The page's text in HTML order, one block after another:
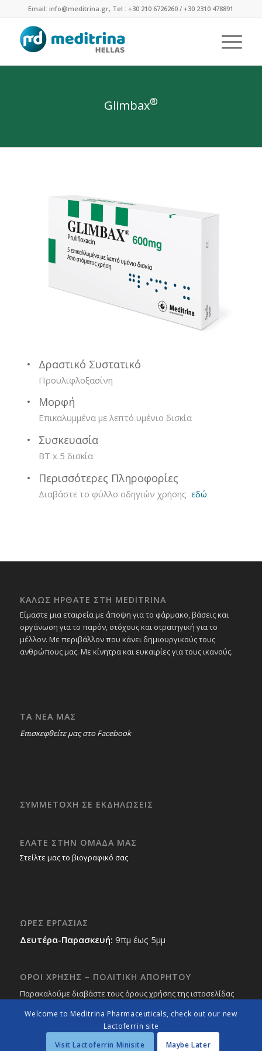
Email: info@meditrina.gr, Tel : +30 210 6726260 / +30 2310 478891
Glimbax®
Δραστικό Συστατικό
Προυλιφλοξασίνη
Μορφή
Επικαλυμμένα με λεπτό υμένιο δισκία
Συσκευασία
BT x 5 δισκία
Περισσότερες Πληροφορίες
Διαβάστε το φύλλο οδηγιών χρήσηςεδώ
ΚΑΛΩΣ ΗΡΘΑΤΕ ΣΤΗ MEDITRINA
Είμαστε μια εταιρεία με άποψη για το φάρμακο, βάσεις και
οργάνωση για το παρόν, στόχους και στρατηγική για το
μέλλον. Με περιβάλλον που κάνει δημιουργικούς τους
ανθρώπους μας. Με κίνητρα και ευκαιρίες για τους ικανούς.
ΤΑ ΝΕΑ ΜΑΣ
Επισκεφθείτε μας στο Facebook
ΣΥΜΜΕΤΟΧΗ ΣΕ ΕΚΔΗΛΩΣΕΙΣ
ΕΛΑΤΕ ΣΤΗΝ ΟΜΑΔΑ ΜΑΣ
Στείλτε μας το βιογραφικό σας
ΩΡΕΣ ΕΡΓΑΣΙΑΣ
Δευτέρα-Παρασκευή: 9πμ έως 5μμ
ΟΡΟΙ ΧΡΗΣΗΣ – ΠΟΛΙΤΙΚΗ ΑΠΟΡΗΤΟΥ
Παρακαλούμε διαβάστε τους όρους χρήσης της ιστοσελίδας
Welcome to Meditrina Pharmaceuticals, check out our new
Lactoferrin site
Visit Lactoferrin Minisite
Maybe Later